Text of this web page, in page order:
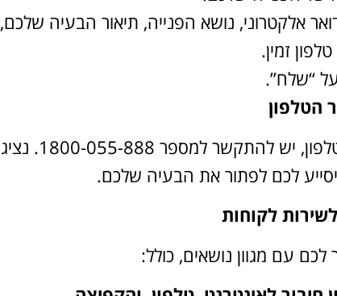
אלקטרוני, נושא הפנייה, תיאור הבעיה שלכם,
זמין.
“שלח”.
הטלפון
כדי ליצור פנייה לשירות לקוחות 012 באמצעות הטלפון, יש להתקשר למספר 1800-055-888. נציג
לכם לפתור את הבעיה שלכם.
לקוחות